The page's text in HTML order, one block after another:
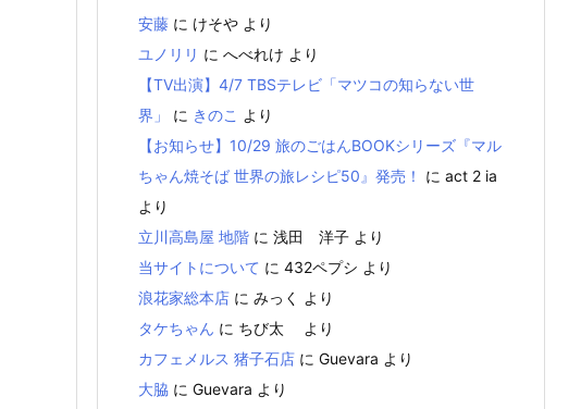
安藤 に けそや より
ユノリリ に へべれけ より
【TV出演】4/7 TBSテレビ「マツコの知らない世
界」
に きのこ より
【お知らせ】10/29 旅のごはんBOOKシリーズ『マル
ちゃん焼そば 世界の旅レシピ50』発売！
に act 2 ia
より
立川高島屋 地階 に 浅田 洋子 より
当サイトについて に 432ペプシ より
浪花家総本店 に みっく
より
タケちゃん に ちび太
より
カフェメルス 猪子石店 に Guevara より
大脇 に Guevara より